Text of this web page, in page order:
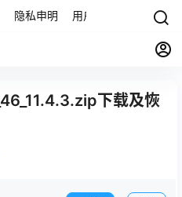
隐私申明 用户协议 联系我们
下载及恢